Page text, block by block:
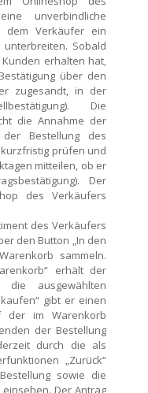
unverbindliche
dem Verkäufer ein
Sobald
erhalten hat,
über den
zugesandt, in der
Die
die Annahme der
Bestellung des
prüfen und
mitteilen, ob er
Der
des Verkäufers
des Verkäufers
den Button „In den
sammeln.
erhält der
ausgewählten
gibt er einen
der im Warenkorb
der Bestellung
durch die als
„Zurück“
sowie die
Der Antrag